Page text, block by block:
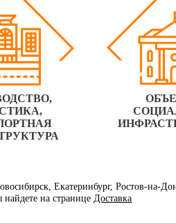
Екатеринбург, Ростов-
на странице Доставка